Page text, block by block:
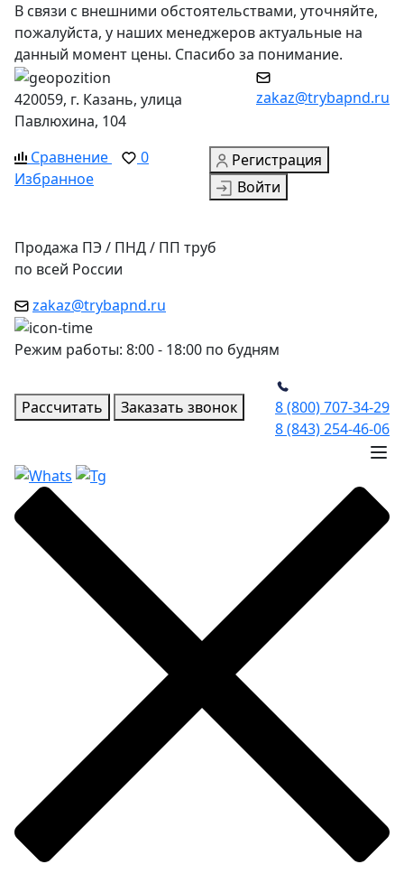
В связи с внешними обстоятельствами, уточняйте,
пожалуйста, у наших менеджеров актуальные на
данный момент цены. Спасибо за понимание.
420059, г. Казань, улица
Павлюхина, 104
zakaz@trybapnd.ru
Сравнение
0
Избранное
Регистрация
Войти
Продажа ПЭ / ПНД / ПП труб
по всей России
zakaz@trybapnd.ru
Режим работы: 8:00 - 18:00 по будням
Рассчитать Заказать звонок
8 (800) 707-34-29
8 (843) 254-46-06